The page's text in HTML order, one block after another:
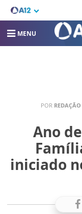
MENU
POR
Ano
iniciado